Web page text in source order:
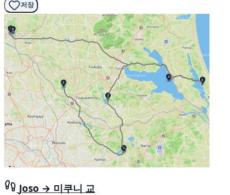
저장
Joso → 미쿠니 교